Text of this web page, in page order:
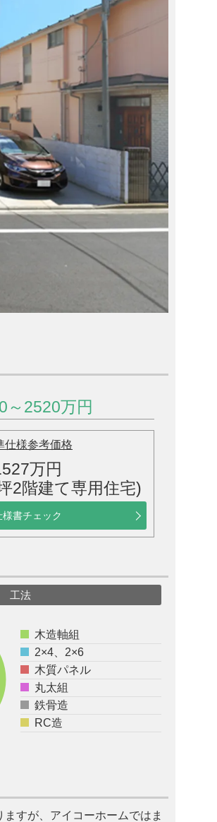
～2520万円
仕様参考価格
万円
2階建て専用住宅)
様書チェック
工法
木造軸組
2×4、2×6
木質パネル
丸太組
鉄骨造
RC造
すが、アイコーホームではま